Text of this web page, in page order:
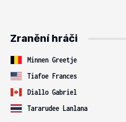
Zranění hráči
Minnen Greetje
Tiafoe Frances
Diallo Gabriel
Tararudee Lanlana